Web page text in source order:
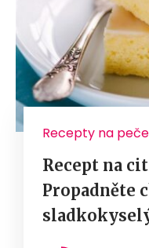
Recepty na
Recept na
Propadněte